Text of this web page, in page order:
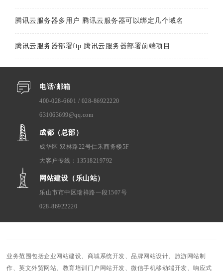
腾讯云服务器多用户 腾讯云服务器可以绑定几个域名
腾讯云服务器部署ftp 腾讯云服务器部署前端项目
电话/邮箱
400-028-6601 / 028-86922220
631063699@qq.com
成都（总部）
成华区 双林路22号仁禾商务楼5F
大客户专线：13518219792
网站建设（乐山站）
乐山市市中区瑞祥路一段1507号
028-86922220
业务范围包括企业网站建设、商城系统开发、品牌网站设计、旅游网站制
作、英文外贸网站、教育培训门户网站开发、微信手机移动端开发、响应式